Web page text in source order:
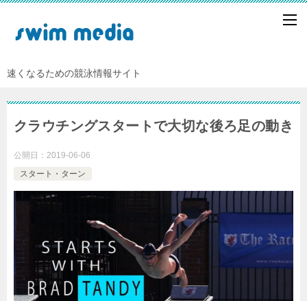
速くなるための競泳情報サイト
クラウチングスタートで大切な後ろ足の動き
公開日： 2019-06-06
スタート・ターン